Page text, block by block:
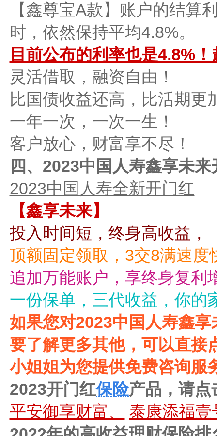
【鑫尊宝A款】账户的结算
时，依然保持平均4.8%。
目前公布的利率也是4.8%
灵活借取，融资自由！
比国债收益还高，比活期更
一年一次，一次一生！
客户放心，财富享不尽！
四、2023中国人寿鑫享未
2023中国人寿全新开门红
【鑫享未来】
投入时间短，终身高收益，
顶额固定领取，3交8满速度
追加万能账户，享终身复利
一份保单，三代收益，你的
如果您对2023中国人寿鑫
要了解更多其他，可以直接
小姐姐为您提供免费咨询服
2023开门红保险产品，请点
平安御享财富、
泰康添福